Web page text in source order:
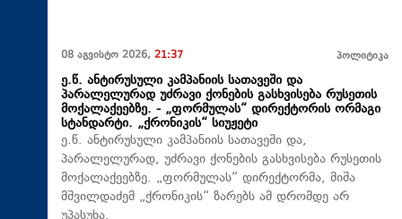
08 აგვისტო 2026, 21:37 პოლიტიკა
ე.წ. ანტირუსული კამპანიის სათავეში და
პარალელურად უძრავი ქონების გასხვისება რუსეთის
მოქალაქეებზე. - „ფორმულას“ დირექტორის ორმაგი
სტანდარტი. „ქრონიკის“ სიუჟეტი
ე.წ. ანტირუსული კამპანიის სათავეში და,
პარალელურად, უძრავი ქონების გასხვისება რუსეთის
მოქალაქეებზე. „ფორმულას“ დირექტორმა, მიშა
მშვილდაძემ „ქრონიკის“ ზარებს ამ დრომდე არ